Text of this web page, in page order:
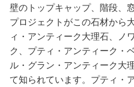
壁のトップキャップ、階段、
プロジェクトがこの石材から
ィ・アンティーク大理石、ノ
ク、プティ・アンティーク・
ル・グラン・アンティーク大
て知られています。プティ・